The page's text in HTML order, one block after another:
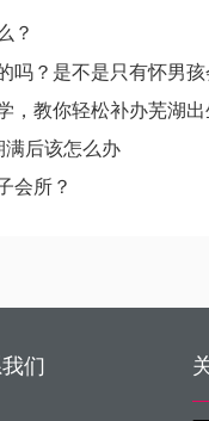
？
是不是只有怀男孩会发
教你轻松补办芜湖出生
满后该怎么办
会所？
们